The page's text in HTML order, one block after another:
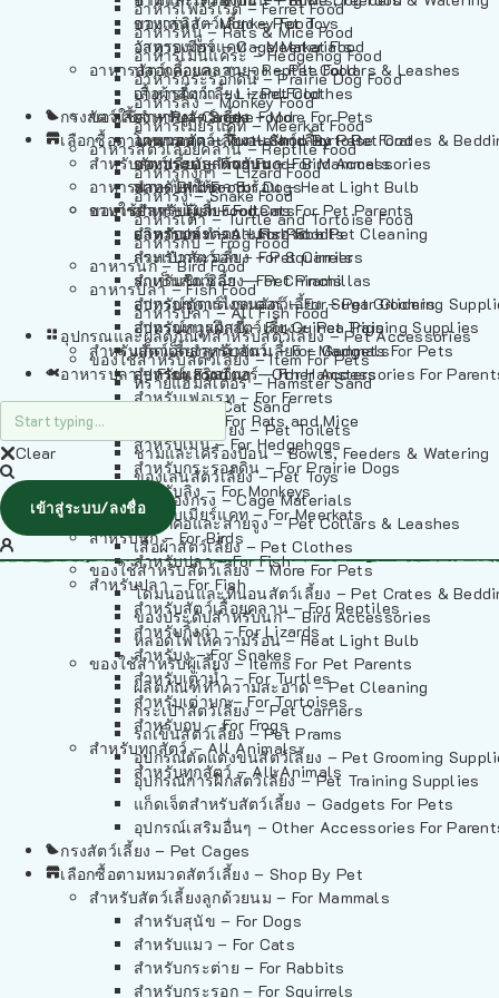
อาหารเฟอร์เร็ต – Ferret Food
อาหารหนู – Rats & Mice Food
อาหารเม่นแคระ – Hedgehog Food
อาหารกระรอกดิน – Prairie Dog Food
อาหารลิง – Monkey Food
อาหารเมียร์แคท – Meerkat Food
อาหารสัตว์เลี้อยคลาน – Reptile Food
อาหารกิ้งก่า – Lizard Food
อาหารงู – Snake Food
อาหารเต่า – Turtle and Tortoise Food
อาหารกบ – Frog Food
อาหารนก – Bird Food
อาหารปลา – Fish Food
อาหารปลา – All Fish Food
อุปกรณและผลิตภัณฑ์สำหรับสัตว์เลี้ยง – Pet Accessories
ของใช้สำหรับสัตว์เลี้ยง – Item For Pets
ทรายแฮมสเตอร์ – Hamster Sand
ทรายแมว – Cat Sand
ห้องน้ำสัตว์เลี้ยง – Pet Toilets
ชามและเครื่องป้อน – Bowls, Feeders & Watering
ของเล่นสัตว์เลี้ยง – Pet Toys
วัสดุรองกรง – Cage Materials
ปลอกคอและสายจูง – Pet Collars & Leashes
เสื้อผ้าสัตว์เลี้ยง – Pet Clothes
ของใช้สำหรับสัตว์เลี้ยง – More For Pets
โดมนอนและที่นอนสัตว์เลี้ยง – Pet Crates &
ของประดับสำหรับนก – Bird Accessories
หลอดไฟให้ความร้อน – Heat Light Bulb
ของใช้สำหรับผู้เลี้ยง – Items For Pet Parents
ผลิตภัณฑ์ทำความสะอาด – Pet Cleaning
กระเป๋าสัตว์เลี้ยง – Pet Carriers
รถเข็นสัตว์เลี้ยง – Pet Prams
อุปกรณ์ตัดแต่งขนสัตว์เลี้ยง – Pet Grooming
อุปกรณ์การฝึกสัตว์เลี้ยง – Pet Training Supplies
แก็ดเจ็ตสำหรับสัตว์เลี้ยง – Gadgets For Pets
อุปกรณ์เสริมอื่นๆ – Other Accessories For
กรงสัตว์เลี้ยง – Pet Cages
เลือกซื้อตามหมวดสัตว์เลี้ยง – Shop By Pet
สำหรับสัตว์เลี้ยงลูกด้วยนม – For Mammals
สำหรับสุนัข – For Dogs
สำหรับแมว – For Cats
สำหรับกระต่าย – For Rabbits
สำหรับกระรอก – For Squirrels
อาหารลิง – Monkey Food
อาหารเมียร์แคท – Meerkat Food
อาหารสัตว์เลี้อยคลาน – Reptile Food
อาหารกิ้งก่า – Lizard Food
อาหารงู – Snake Food
อาหารเต่า – Turtle and Tortoise Food
อาหารกบ – Frog Food
อาหารนก – Bird Food
อาหารปลา – Fish Food
อาหารปลา – All Fish Food
ของเล่นสัตว์เลี้ยง – Pet Toys
วัสดุรองกรง – Cage Materials
ปลอกคอและสายจูง – Pet Collars & Leashes
เสื้อผ้าสัตว์เลี้ยง – Pet Clothes
ของใช้สำหรับสัตว์เลี้ยง – More For Pets
โดมนอนและที่นอนสัตว์เลี้ยง – Pet Crates &
ของประดับสำหรับนก – Bird Accessories
หลอดไฟให้ความร้อน – Heat Light Bulb
ของใช้สำหรับผู้เลี้ยง – Items For Pet Parents
ผลิตภัณฑ์ทำความสะอาด – Pet Cleaning
กระเป๋าสัตว์เลี้ยง – Pet Carriers
รถเข็นสัตว์เลี้ยง – Pet Prams
อุปกรณ์ตัดแต่งขนสัตว์เลี้ยง – Pet Grooming
อุปกรณ์การฝึกสัตว์เลี้ยง – Pet Training Supplies
แก็ดเจ็ตสำหรับสัตว์เลี้ยง – Gadgets For Pets
อุปกรณ์เสริมอื่นๆ – Other Accessories For
กรงสัตว์เลี้ยง – Pet Cages
เลือกซื้อตามหมวดสัตว์เลี้ยง – Shop By Pet
สำหรับสัตว์เลี้ยงลูกด้วยนม – For Mammals
สำหรับสุนัข – For Dogs
สำหรับแมว – For Cats
สำหรับกระต่าย – For Rabbits
สำหรับกระรอก – For Squirrels
สำหรับชินชิล่า – For Chinchillas
สำหรับชูการ์ไกลเดอร์ – For Sugar Gliders
สำหรับหนูแกสบี้ – For Guinea Pigs
สำหรับสัตว์เลี้ยงลูกด้วยนม – For Mammals
สำหรับแฮมสเตอร์ – For Hamsters
สำหรับเฟอเรท – For Ferrets
สำหรับหนู – For Rats and Mice
สำหรับเม่น – For Hedgehogs
สำหรับกระรอกดิน – For Prairie Dogs
สำหรับลิง – For Monkeys
สำหรับเมียร์แคท – For Meerkats
สำหรับนก – For Birds
สำหรับปลา – For Fish
สำหรับปลา – For Fish
สำหรับสัตว์เลื้อยคลาน – For Reptiles
สำหรับกิ้งก่า – For Lizards
สำหรับงู – For Snakes
สำหรับเต่าน้ำ – For Turtles
สำหรับเต่าบก – For Tortoises
สำหรับกบ – For Frogs
สำหรับทุกสัตว์ – All Animals
สำหรับทุกสัตว์ – All Animals
อาหารปลา – Fish Food
Clear
เข้าสู่ระบบ/ลงชื่อ